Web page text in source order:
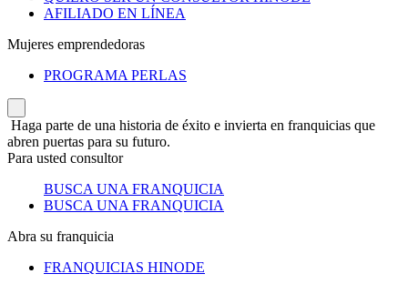
AFILIADO EN LÍNEA
Mujeres emprendedoras
PROGRAMA PERLAS
Haga parte de una historia de éxito e invierta en franquicias que
abren puertas para su futuro.
Para usted consultor
BUSCA UNA FRANQUICIA
BUSCA UNA FRANQUICIA
Abra su franquicia
FRANQUICIAS HINODE